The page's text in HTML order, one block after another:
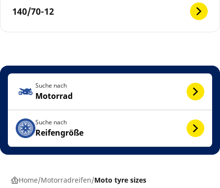
140/70-12
Suche nach
Motorrad
Suche nach
Reifengröße
Home Motorradreifen Moto tyre sizes